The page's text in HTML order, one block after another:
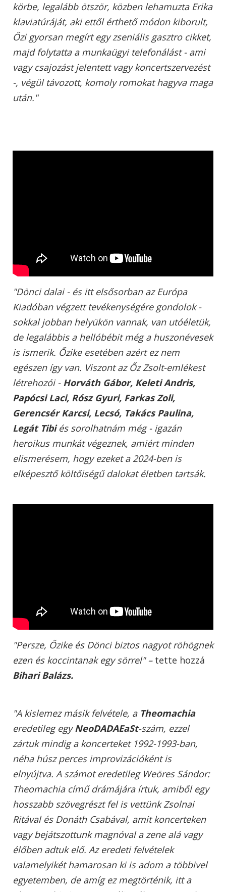
körbe, legalább ötször, közben lehamuzta Erika
klaviatúráját, aki ettől érthető módon kiborult,
Őzi gyorsan megírt egy zseniális gasztro cikket,
majd folytatta a munkaügyi telefonálást - ami
vagy csajozást jelentett vagy koncertszervezést
-, végül távozott, komoly romokat hagyva maga
után."
"Dönci dalai - és itt elsősorban az Európa
Kiadóban végzett tevékenységére gondolok -
sokkal jobban helyükön vannak, van utóéletük,
de legalábbis a hellóbébit még a huszonévesek
is ismerik. Őzike esetében azért ez nem
egészen így van. Viszont az Őz Zsolt-emlékest
létrehozói - Horváth Gábor, Keleti Andris,
Papócsi Laci, Rósz Gyuri, Farkas Zoli,
Gerencsér Karcsi, Lecsó, Takács Paulina,
Legát Tibiés sorolhatnám még - igazán
heroikus munkát végeznek, amiért minden
elismerésem, hogy ezeket a 2024-ben is
elképesztő költőiségű dalokat életben tartsák.
"Persze, Őzike és Dönci biztos nagyot röhögnek
ezen és koccintanak egy sörrel" – tette hozzá
Bihari Balázs.
"A kislemez másik felvétele, a Theomachia
eredetileg egyNeoDADAEaSt-szám, ezzel
zártuk mindig a koncerteket 1992-1993-ban,
néha húsz perces improvizációként is
elnyújtva. A számot eredetileg Weöres Sándor:
Theomachia című drámájára írtuk, amiből egy
hosszabb szövegrészt fel is vettünk Zsolnai
Ritával és Donáth Csabával, amit koncerteken
vagy bejátszottunk magnóval a zene alá vagy
élőben adtuk elő. Az eredeti felvételek
valamelyikét hamarosan ki is adom a többivel
egyetemben, de amíg ez megtörténik, itt a